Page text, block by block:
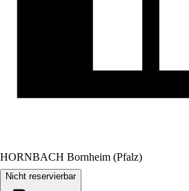
HORNBACH Bornheim (Pfalz)
Nicht reservierbar